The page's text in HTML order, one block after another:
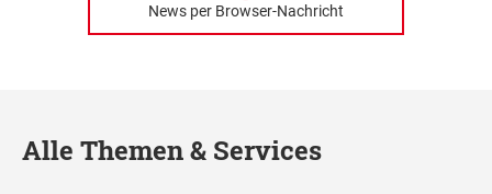
News per Browser-Nachricht
Alle Themen & Services